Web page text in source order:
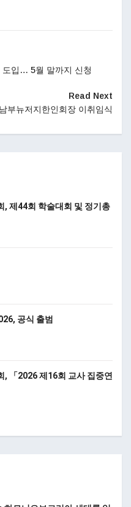
도입… 5월 말까지 신청
Read Next
부뉴저지한인회장 이취임식
, 제44회 학술대회 및 정기총
공식 출범
, 「2026 제16회 교사 집중연